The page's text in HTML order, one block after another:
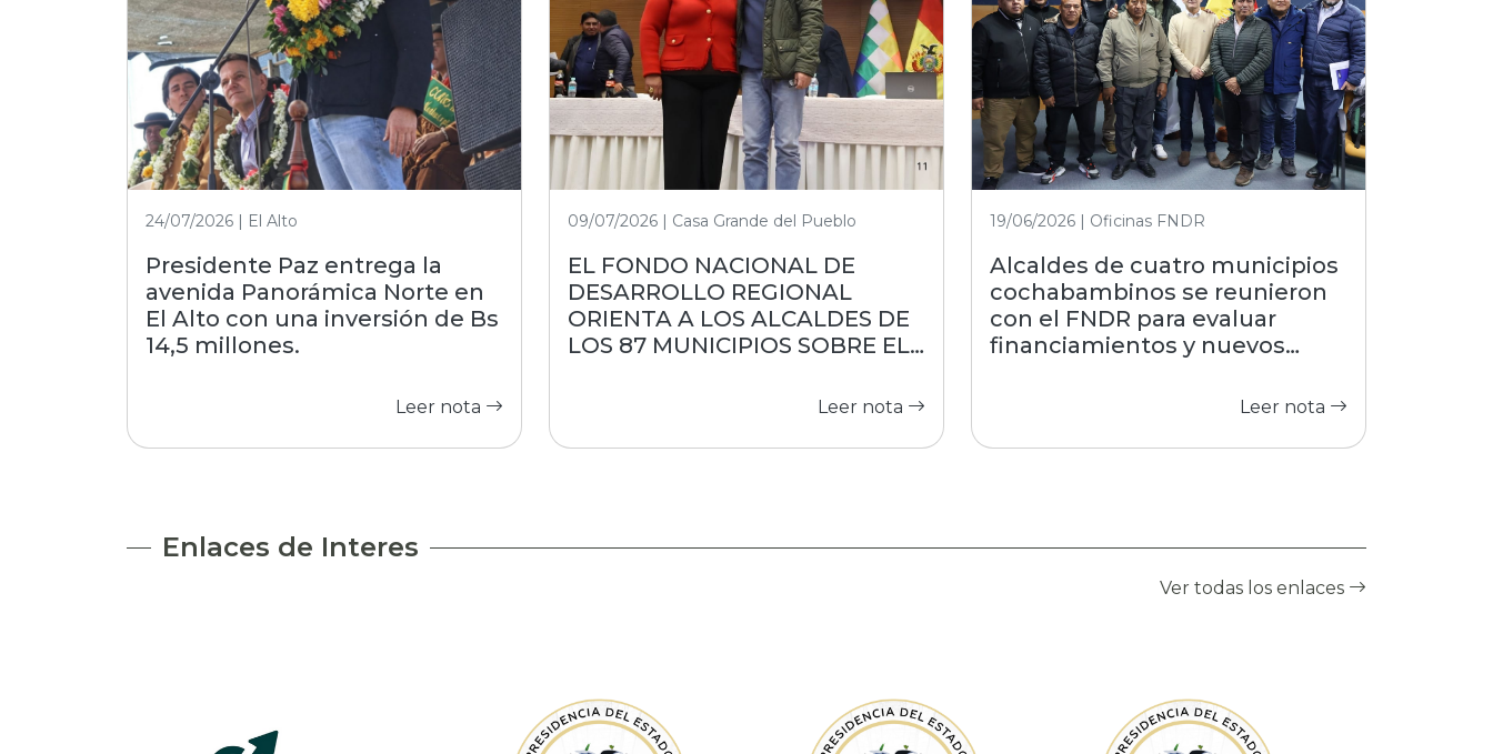
24/07/2026 | El Alto
Presidente Paz entrega la
avenida Panorámica Norte en
El Alto con una inversión de Bs
14,5 millones.
Leer nota
09/07/2026 | Casa Grande del Pueblo
EL FONDO NACIONAL DE
DESARROLLO REGIONAL
ORIENTA A LOS ALCALDES DE
LOS 87 MUNICIPIOS SOBRE EL
Leer nota
19/06/2026 | Oficinas FNDR
Alcaldes de cuatro municipios
cochabambinos se reunieron
con el FNDR para evaluar
financiamientos y nuevos
Leer nota
Enlaces de Interes
Ver todas los enlaces